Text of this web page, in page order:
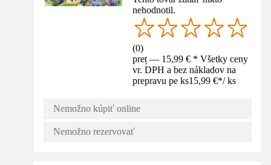
nehodnotil.
(0)
preț — 15,99 € * Všetky ceny
vr. DPH a bez nákladov na
prepravu pe ks15,99 €*/ ks
Nemožno kúpiť online
Nemožno rezervovať